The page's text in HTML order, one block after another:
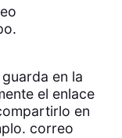
en la
el enlace
en
correo